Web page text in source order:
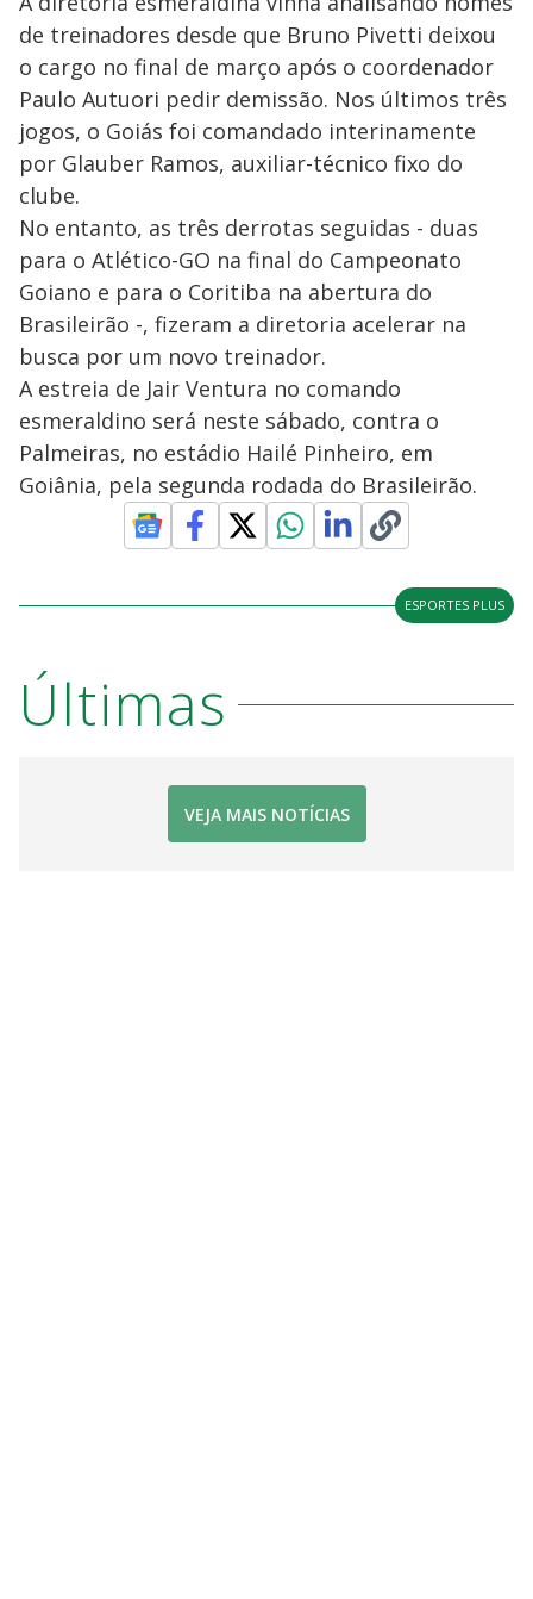
de treinadores desde que Bruno Pivetti deixou
o cargo no final de março após o coordenador
Paulo Autuori pedir demissão. Nos últimos três
jogos, o Goiás foi comandado interinamente
por Glauber Ramos, auxiliar-técnico fixo do
clube.
No entanto, as três derrotas seguidas - duas
para o Atlético-GO na final do Campeonato
Goiano e para o Coritiba na abertura do
Brasileirão -, fizeram a diretoria acelerar na
busca por um novo treinador.
A estreia de Jair Ventura no comando
esmeraldino será neste sábado, contra o
Palmeiras, no estádio Hailé Pinheiro, em
Goiânia, pela segunda rodada do Brasileirão.
ESPORTES PLUS
Últimas
VEJA MAIS NOTÍCIAS